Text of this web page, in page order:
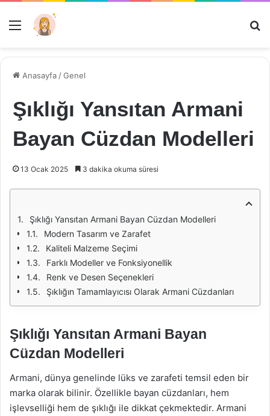
Menü
Anasayfa /Genel
Şıklığı Yansıtan Armani
Bayan Cüzdan Modelleri
13 Ocak 2025 3 dakika okuma süresi
Şıklığı Yansıtan Armani Bayan Cüzdan Modelleri
Modern Tasarım ve Zarafet
Kaliteli Malzeme Seçimi
Farklı Modeller ve Fonksiyonellik
Renk ve Desen Seçenekleri
Şıklığın Tamamlayıcısı Olarak Armani Cüzdanları
Şıklığı Yansıtan Armani Bayan
Cüzdan Modelleri
Armani, dünya genelinde lüks ve zarafeti temsil eden bir
marka olarak bilinir. Özellikle bayan cüzdanları, hem
işlevselliği hem de şıklığı ile dikkat çekmektedir. Armani